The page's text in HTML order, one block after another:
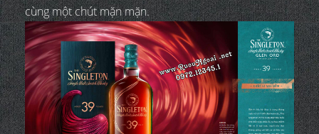
cùng một chút mặn mặn.